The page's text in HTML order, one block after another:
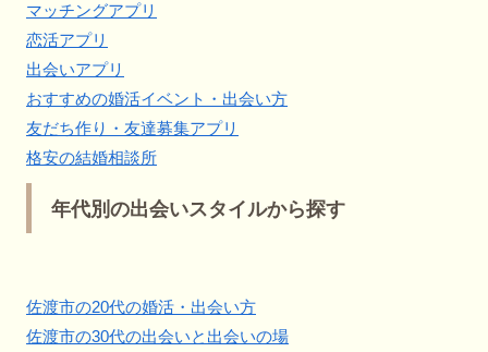
マッチングアプリ
恋活アプリ
出会いアプリ
おすすめの婚活イベント・出会い方
友だち作り・友達募集アプリ
格安の結婚相談所
年代別の出会いスタイルから探す
佐渡市の20代の婚活・出会い方
佐渡市の30代の出会いと出会いの場